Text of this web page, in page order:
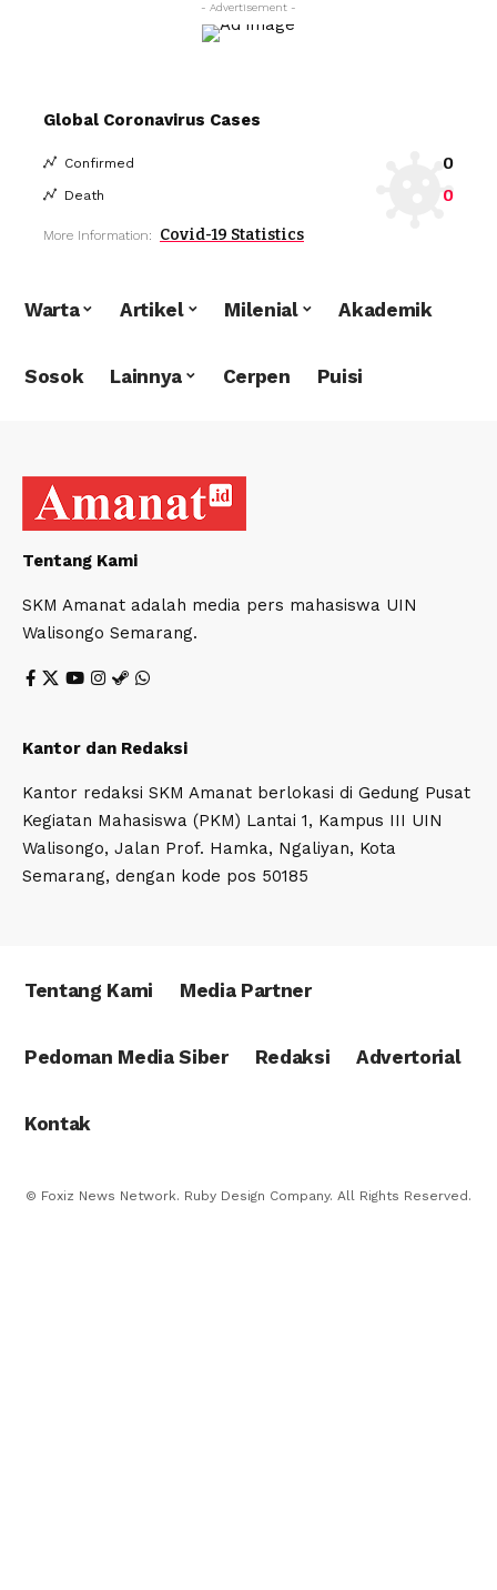
- Advertisement -
Global Coronavirus Cases
Confirmed 0
Death 0
More Information: Covid-19 Statistics
Warta Artikel Milenial Akademik
Sosok Lainnya Cerpen Puisi
Tentang Kami
SKM Amanat adalah media pers mahasiswa UIN
Walisongo Semarang.
Kantor dan Redaksi
Kantor redaksi SKM Amanat berlokasi di Gedung Pusat
Kegiatan Mahasiswa (PKM) Lantai 1, Kampus III UIN
Walisongo, Jalan Prof. Hamka, Ngaliyan, Kota
Semarang, dengan kode pos 50185
Tentang Kami Media Partner
Pedoman Media Siber Redaksi Advertorial
Kontak
© Foxiz News Network. Ruby Design Company. All Rights Reserved.